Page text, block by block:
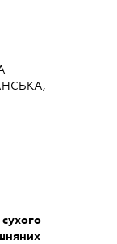
сухого